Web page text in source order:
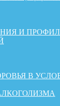
И
В